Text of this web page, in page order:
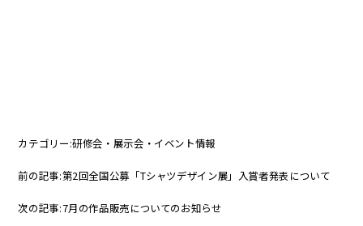
カテゴリー:研修会・展示会・イベント情報
前の記事:第2回全国公募「Tシャツデザイン展」入賞者発表について
次の記事:7月の作品販売についてのお知らせ